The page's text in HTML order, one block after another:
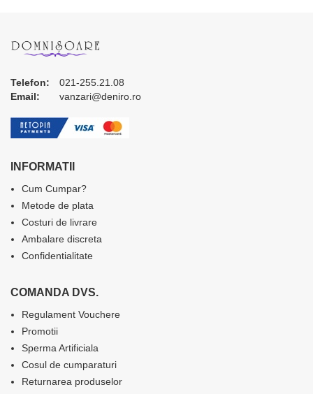
Telefon:
021-255.21.08
Email:
vanzari@deniro.ro
INFORMATII
Cum Cumpar?
Metode de plata
Costuri de livrare
Ambalare discreta
Confidentialitate
COMANDA DVS.
Regulament Vouchere
Promotii
Sperma Artificiala
Cosul de cumparaturi
Returnarea produselor